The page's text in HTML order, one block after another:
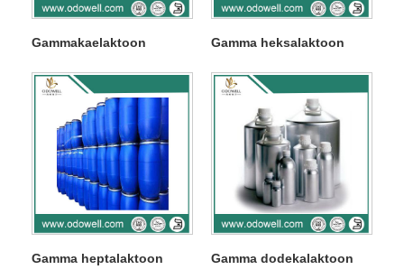
Gammakaelaktoon Gamma heksalaktoon
Gamma heptalaktoon Gamma dodekalaktoon